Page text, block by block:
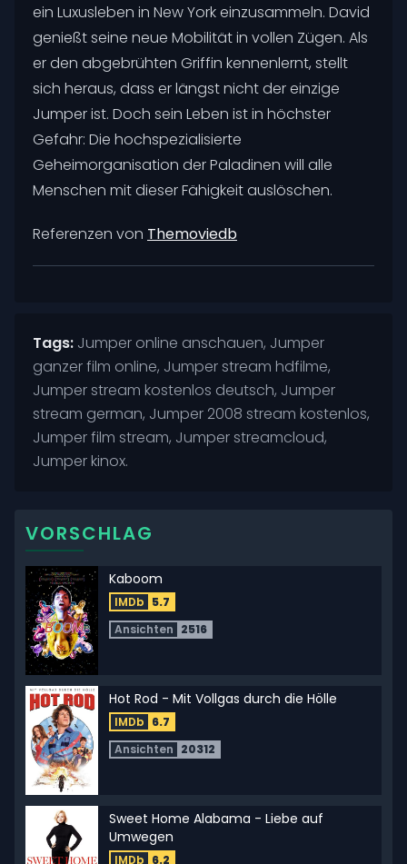
ein Luxusleben in New York einzusammeln. David
genießt seine neue Mobilität in vollen Zügen. Als
er den abgebrühten Griffin kennenlernt, stellt
sich heraus, dass er längst nicht der einzige
Jumper ist. Doch sein Leben ist in höchster
Gefahr: Die hochspezialisierte
Geheimorganisation der Paladinen will alle
Menschen mit dieser Fähigkeit auslöschen.
Referenzen von Themoviedb
Tags: Jumper online anschauen, Jumper
ganzer film online, Jumper stream hdfilme,
Jumper stream kostenlos deutsch, Jumper
stream german, Jumper 2008 stream kostenlos,
Jumper film stream, Jumper streamcloud,
Jumper kinox.
VORSCHLAG
Kaboom
IMDb 5.7
Ansichten 2516
Hot Rod - Mit Vollgas durch die Hölle
IMDb 6.7
Ansichten 20312
Sweet Home Alabama - Liebe auf
Umwegen
IMDb 6.2